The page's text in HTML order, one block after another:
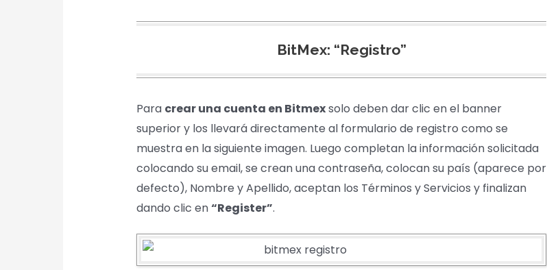
BitMex: “Registro”
Para crear una cuenta en Bitmexsolo deben dar clic en el banner
superior y los llevará directamente al formulario de registro como se
muestra en la siguiente imagen. Luego completan la información solicitada
colocando su email, se crean una contraseña, colocan su país (aparece por
defecto), Nombre y Apellido, aceptan los Términos y Servicios y finalizan
dando clic en“Register”.